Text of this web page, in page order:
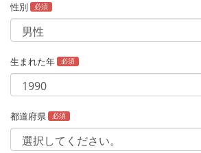
性別 必須
生まれた年 必須
都道府県 必須